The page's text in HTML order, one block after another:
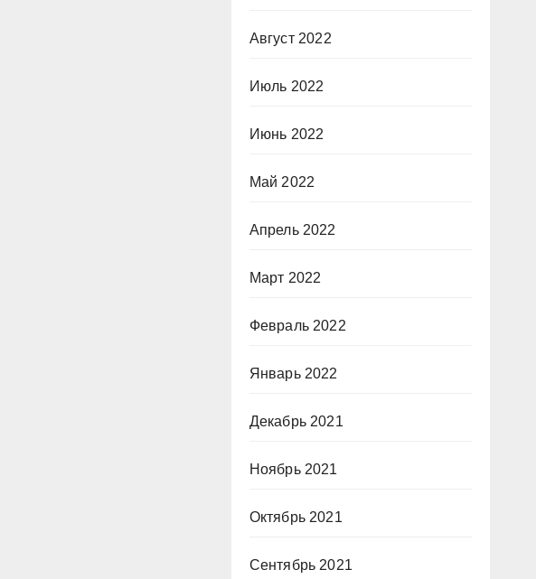
Август 2022
Июль 2022
Июнь 2022
Май 2022
Апрель 2022
Март 2022
Февраль 2022
Январь 2022
Декабрь 2021
Ноябрь 2021
Октябрь 2021
Сентябрь 2021